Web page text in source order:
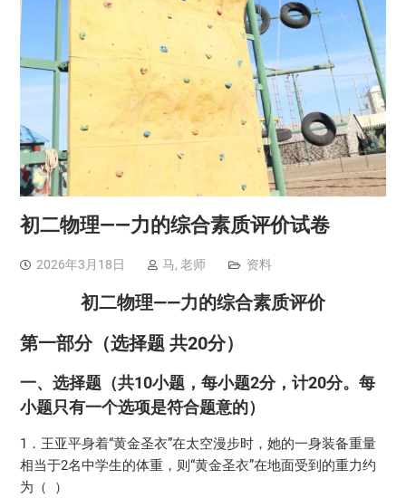
初二物理——力的综合素质评价试卷
2026年3月18日 马, 老师 资料
初二物理——力的综合素质评价
第一部分（选择题 共20分）
一、选择题（共10小题，每小题2分，计20分。每
小题只有一个选项是符合题意的）
1．王亚平身着“黄金圣衣”在太空漫步时，她的一身装备重量
相当于2名中学生的体重，则“黄金圣衣”在地面受到的重力约
为（ ）